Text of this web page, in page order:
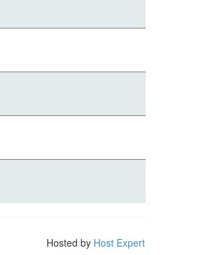
Hosted by Host Expert